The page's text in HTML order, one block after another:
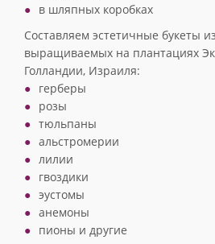
в шляпных коробках
Составляем эстетичные букеты
выращиваемых на плантациях
Голландии, Израиля:
герберы
розы
тюльпаны
альстромерии
лилии
гвоздики
эустомы
анемоны
пионы и другие